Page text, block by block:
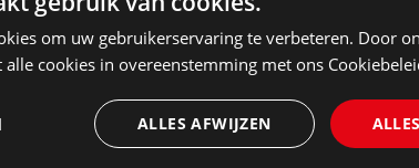
lunch een update van het nieuws
om uw gebruikerservaring te verbeteren. Door
cookies in overeenstemming met ons
ALLES AFWIJZEN